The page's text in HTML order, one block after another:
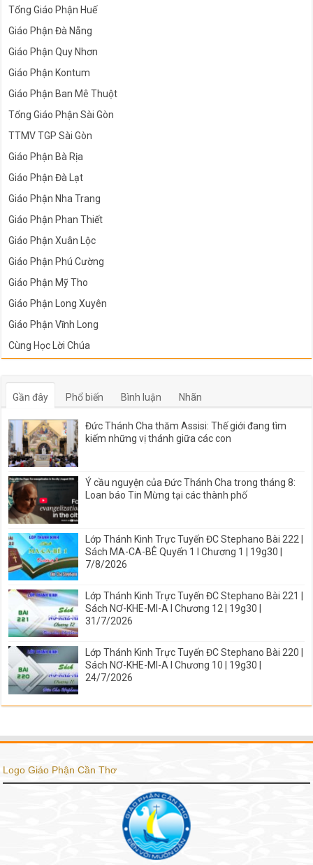
Tổng Giáo Phận Huế
Giáo Phận Đà Nẵng
Giáo Phận Quy Nhơn
Giáo Phận Kontum
Giáo Phận Ban Mê Thuột
Tổng Giáo Phận Sài Gòn
TTMV TGP Sài Gòn
Giáo Phận Bà Rịa
Giáo Phận Đà Lạt
Giáo Phận Nha Trang
Giáo Phận Phan Thiết
Giáo Phận Xuân Lộc
Giáo Phận Phú Cường
Giáo Phận Mỹ Tho
Giáo Phận Long Xuyên
Giáo Phận Vĩnh Long
Cùng Học Lời Chúa
Gần đây Phổ biến Bình luận Nhãn
Đức Thánh Cha thăm Assisi: Thế giới đang tìm
kiếm những vị thánh giữa các con
Ý cầu nguyện của Đức Thánh Cha trong tháng 8:
Loan báo Tin Mừng tại các thành phố
Lớp Thánh Kinh Trực Tuyến ĐC Stephano Bài 222 |
Sách MA-CA-BÊ Quyển 1 I Chương 1 | 19g30 |
7/8/2026
Lớp Thánh Kinh Trực Tuyến ĐC Stephano Bài 221 |
Sách NƠ-KHE-MI-A I Chương 12 | 19g30 |
31/7/2026
Lớp Thánh Kinh Trực Tuyến ĐC Stephano Bài 220 |
Sách NƠ-KHE-MI-A I Chương 10 | 19g30 |
24/7/2026
Logo Giáo Phận Cần Thơ